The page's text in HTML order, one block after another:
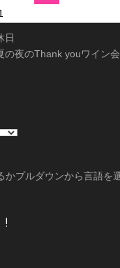
日
の夜のThank youワイン会
かプルダウンから言語を
!